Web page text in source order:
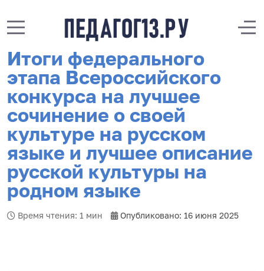
Mobile Menu Toggle
Итоги федерального
этапа Всероссийского
конкурса на лучшее
сочинение о своей
культуре на русском
языке и лучшее описание
русской культуры на
родном языке
Время чтения: 1 мин Опубликовано: 16 июня 2025